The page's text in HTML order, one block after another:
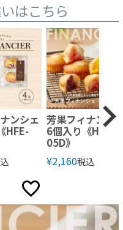
はこちら
ンシェ
HFE-
芳果フィナンシ
6個入り《HFE-
05D》
¥2,160税込